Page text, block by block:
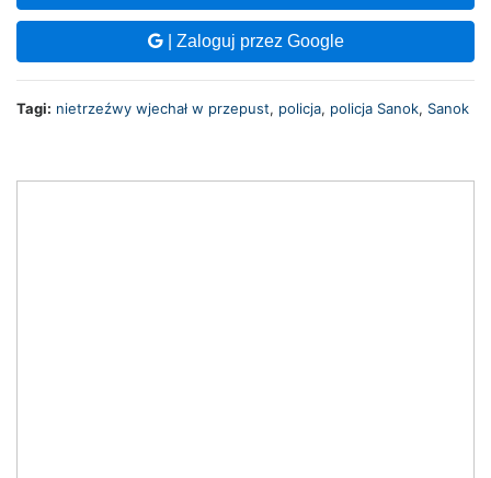
| Zaloguj przez Google
Tagi: nietrzeźwy wjechał w przepust, policja, policja Sanok, Sanok